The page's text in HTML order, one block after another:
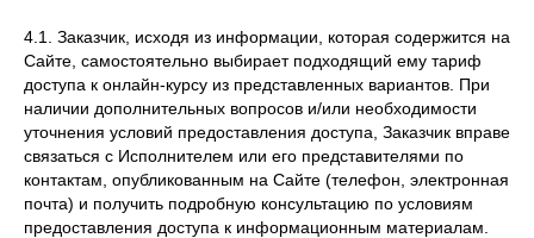
4.1. Заказчик, исходя из информации, которая содержится на
Сайте, самостоятельно выбирает подходящий ему тариф
доступа к онлайн-курсу из представленных вариантов. При
наличии дополнительных вопросов и/или необходимости
уточнения условий предоставления доступа, Заказчик вправе
связаться с Исполнителем или его представителями по
контактам, опубликованным на Сайте (телефон, электронная
почта) и получить подробную консультацию по условиям
предоставления доступа к информационным материалам.